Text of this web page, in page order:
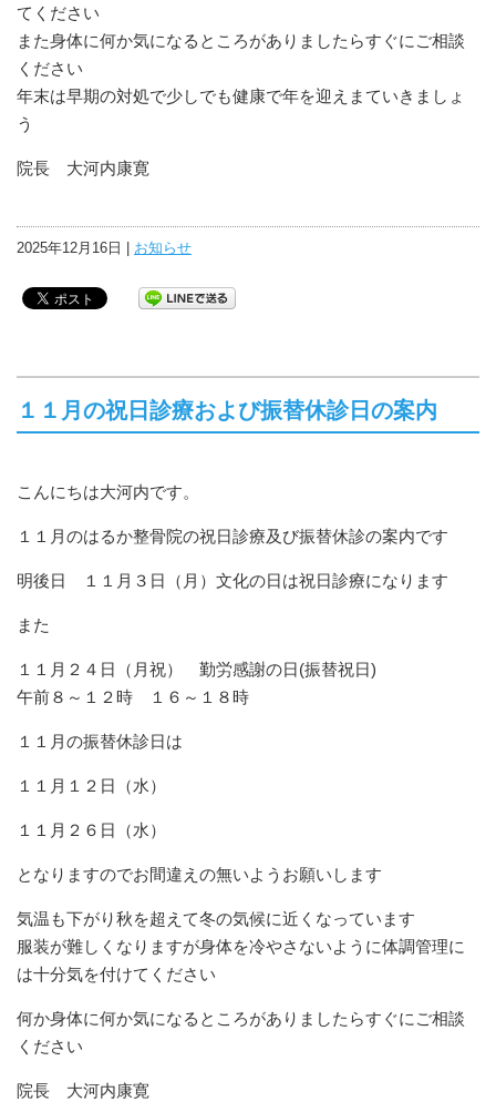
てください
また身体に何か気になるところがありましたらすぐにご相談
ください
年末は早期の対処で少しでも健康で年を迎えまていきましょ
う
院長 大河内康寛
2025年12月16日 | お知らせ
１１月の祝日診療および振替休診日の案内
こんにちは大河内です。
１１月のはるか整骨院の祝日診療及び振替休診の案内です
明後日 １１月３日（月）文化の日は祝日診療になります
また
１１月２４日（月祝） 勤労感謝の日(振替祝日)
午前８～１２時 １６～１８時
１１月の振替休診日は
１１月１２日（水）
１１月２６日（水）
となりますのでお間違えの無いようお願いします
気温も下がり秋を超えて冬の気候に近くなっています
服装が難しくなりますが身体を冷やさないように体調管理に
は十分気を付けてください
何か身体に何か気になるところがありましたらすぐにご相談
ください
院長 大河内康寛